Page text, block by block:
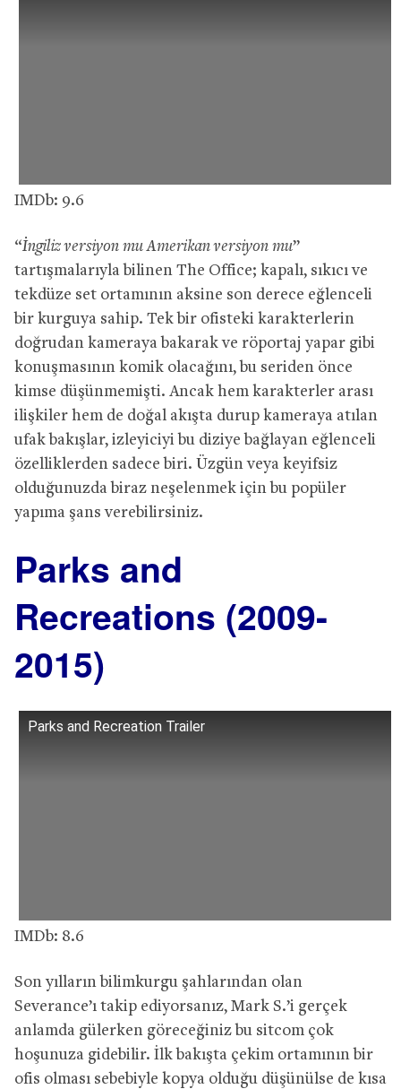
IMDb: 9.6
“İngiliz versiyon mu Amerikan versiyon mu”
tartışmalarıyla bilinen The Office; kapalı, sıkıcı ve
tekdüze set ortamının aksine son derece eğlenceli
bir kurguya sahip. Tek bir ofisteki karakterlerin
doğrudan kameraya bakarak ve röportaj yapar gibi
konuşmasının komik olacağını, bu seriden önce
kimse düşünmemişti. Ancak hem karakterler arası
ilişkiler hem de doğal akışta durup kameraya atılan
ufak bakışlar, izleyiciyi bu diziye bağlayan eğlenceli
özelliklerden sadece biri. Üzgün veya keyifsiz
olduğunuzda biraz neşelenmek için bu popüler
yapıma şans verebilirsiniz.
Parks and
Recreations (2009-
2015)
Parks and Recreation Trailer
IMDb: 8.6
Son yılların bilimkurgu şahlarından olan
Severance’ı takip ediyorsanız, Mark S.’i gerçek
anlamda gülerken göreceğiniz bu sitcom çok
hoşunuza gidebilir. İlk bakışta çekim ortamının bir
ofis olması sebebiyle kopya olduğu düşünülse de kısa